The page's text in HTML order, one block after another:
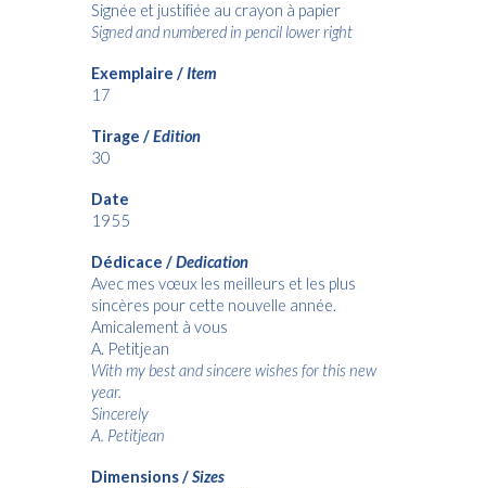
Signée et justifiée au crayon à papier
Signed and numbered in pencil lower right
Exemplaire /Item
17
Tirage /Edition
30
Date
1955
Dédicace /Dedication
Avec mes vœux les meilleurs et les plus
sincères pour cette nouvelle année.
Amicalement à vous
A. Petitjean
With my best and sincere wishes for this new
year.
Sincerely
A. Petitjean
Dimensions /Sizes